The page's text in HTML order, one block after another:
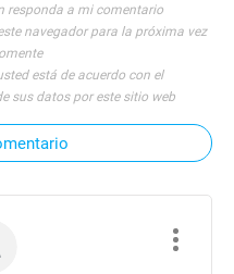
responda a mi comentario
navegador para la próxima vez
está de acuerdo con el
sus datos por este sitio web